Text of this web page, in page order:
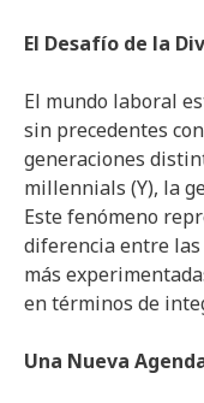
El Desafío de la
El mundo laboral
sin precedentes
generaciones
millennials (Y), la
Este fenómeno
diferencia entre las
más
en términos de
Una Nueva